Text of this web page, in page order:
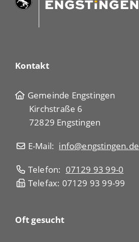
Kontakt
Gemeinde Engstingen
Kirchstraße 6
72829 Engstingen
E-Mail: info@engstingen.de
Telefon: 07129 93 99-0
Telefax: 07129 93 99-99
Oft gesucht